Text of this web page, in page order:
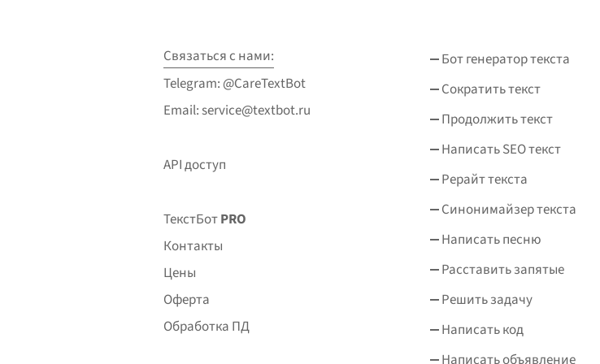
Связаться с нами:
Telegram: @CareTextBot
Email: service@textbot.ru
API доступ
ТекстБотPRO
Контакты
Цены
Оферта
Обработка ПД
Бот генератор текста
Сократить текст
Продолжить текст
Написать SEO текст
Рерайт текста
Синонимайзер текста
Написать песню
Расставить запятые
Решить задачу
Написать код
Написать объявление